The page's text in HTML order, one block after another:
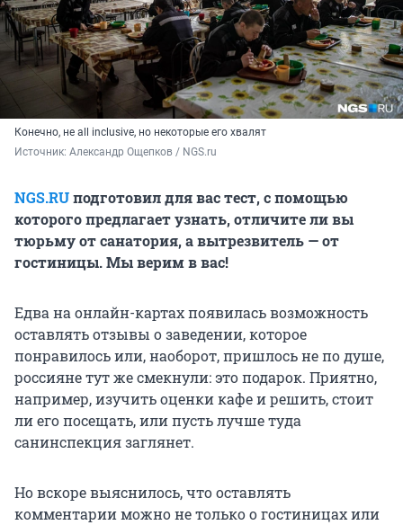
Конечно, не all inclusive, но некоторые его хвалят
Источник: Александр Ощепков / NGS.ru
NGS.RUподготовил для вас тест, с помощью
которого предлагает узнать, отличите ли вы
тюрьму от санатория, а вытрезвитель — от
гостиницы. Мы верим в вас!
Едва на онлайн-картах появилась возможность
оставлять отзывы о заведении, которое
понравилось или, наоборот, пришлось не по душе,
россияне тут же смекнули: это подарок. Приятно,
например, изучить оценки кафе и решить, стоит
ли его посещать, или пусть лучше туда
санинспекция заглянет.
Но вскоре выяснилось, что оставлять
комментарии можно не только о гостиницах или